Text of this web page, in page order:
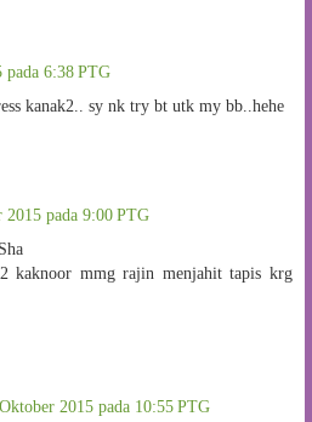
pada 6:38 PTG
kanak2.. sy nk try bt utk my bb..hehe
2015 pada 9:00 PTG
kaknoor mmg rajin menjahit tapis krg
2015 pada 10:55 PTG